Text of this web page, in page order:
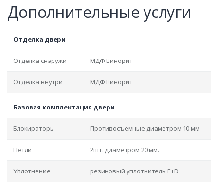
Дополнительные услуги
Отделка двери
Отделка снаружи МДФ Винорит
Отделка внутри МДФ Винорит
Базовая комплектация двери
Блокираторы Противосъёмные диаметром 10 мм.
Петли 2шт. диаметром 20 мм.
Уплотнение резиновый уплотнитель E+D